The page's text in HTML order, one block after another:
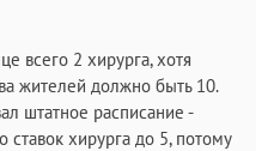
всего 2 хирурга, хотя
жителей должно быть 10.
штатное расписание -
ставок хирурга до 5, потому